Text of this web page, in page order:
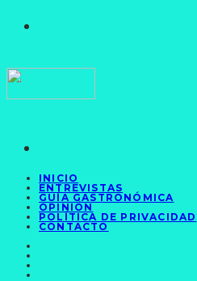
INICIO
ENTREVISTAS
GUÍA GASTRONÓMICA
OPINIÓN
POLÍTICA DE PRIVACIDAD
CONTACTO